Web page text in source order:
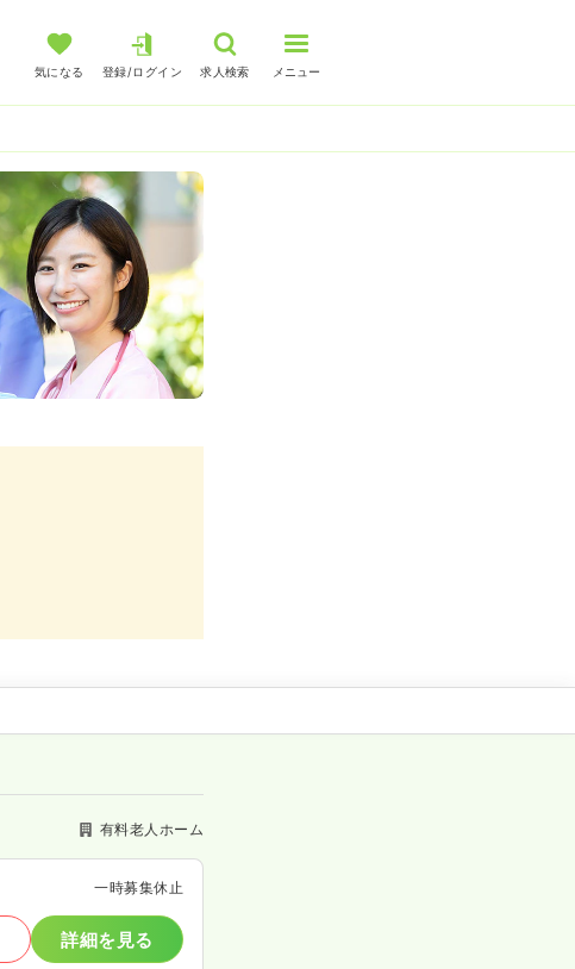
気になる 登録/ログイン 求人検索 メニュー
有料老人ホーム
一時募集休止
詳細を見る